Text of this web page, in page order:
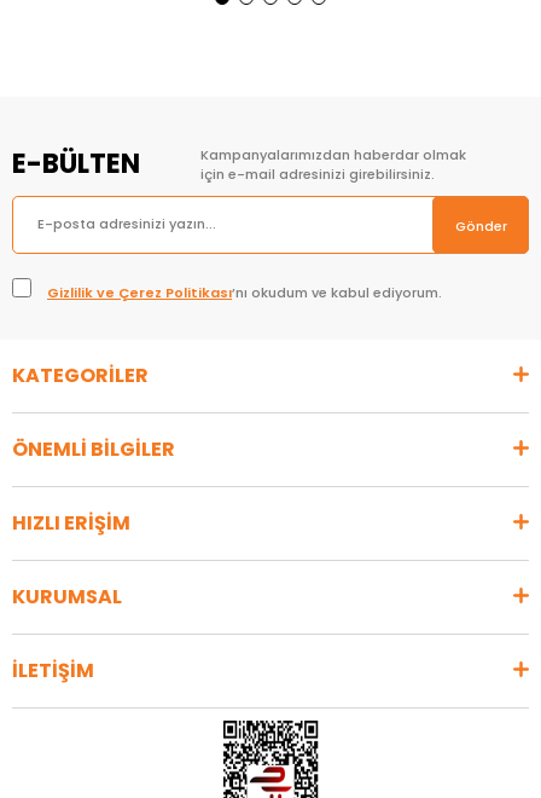
E-BÜLTEN
Kampanyalarımızdan haberdar olmak
için e-mail adresinizi girebilirsiniz.
Gönder
Gizlilik ve Çerez Politikası’nı okudum ve kabul ediyorum.
KATEGORİLER
ÖNEMLİ BİLGİLER
HIZLI ERİŞİM
KURUMSAL
İLETİŞİM